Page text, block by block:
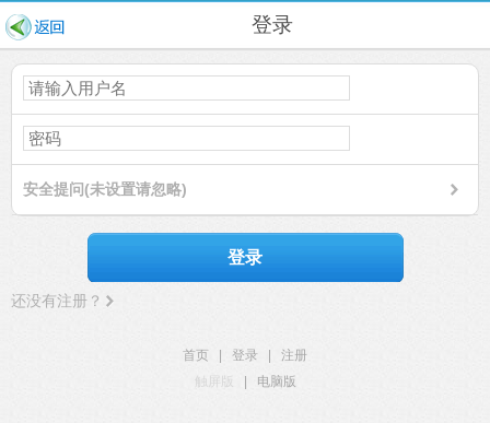
登录
安全提问(未设置请忽略)
登录
还没有注册？
首页 登录
注册
触屏版
电脑版